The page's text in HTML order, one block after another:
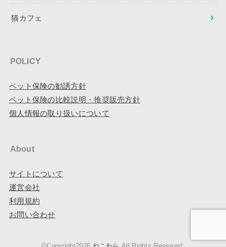
猫カフェ
POLICY
ペット保険の勧誘方針
ペット保険の比較説明・推奨販売方針
個人情報の取り扱いについて
About
サイトについて
運営会社
利用規約
お問い合わせ